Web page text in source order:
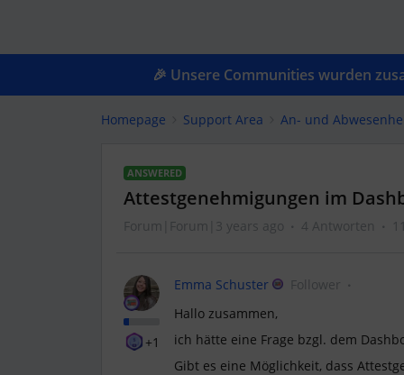
🎉 Unsere Communities wurden
Homepage Support Area An- und
ANSWERED
Attestgenehmigungen im
Forum|Forum|3 years ago 4 Antworten
+1
Emma Schuster
Follower
Hallo zusammen,
ich hätte eine Frage bzgl. dem
Gibt es eine Möglichkeit, dass